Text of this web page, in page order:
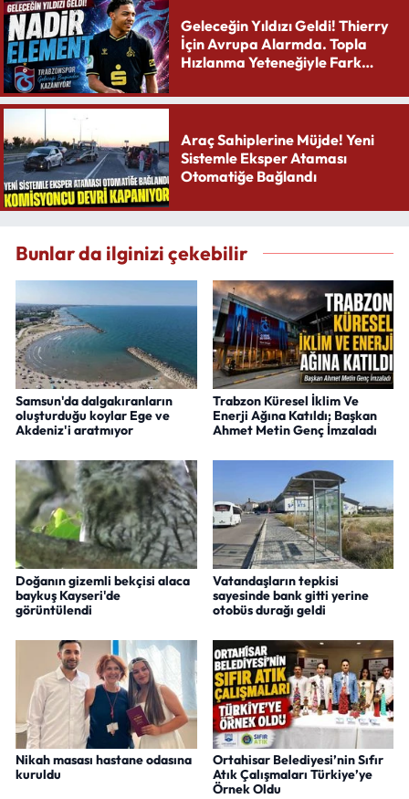
Geleceğin Yıldızı Geldi! Thierry
İçin Avrupa Alarmda. Topla
Hızlanma Yeteneğiyle Fark
Araç Sahiplerine Müjde! Yeni
Sistemle Eksper Ataması
Otomatiğe Bağlandı
Bunlar da ilginizi çekebilir
Samsun'da dalgakıranların
oluşturduğu koylar Ege ve
Akdeniz'i aratmıyor
Trabzon Küresel İklim Ve
Enerji Ağına Katıldı; Başkan
Ahmet Metin Genç İmzaladı
Doğanın gizemli bekçisi alaca
baykuş Kayseri'de
görüntülendi
Vatandaşların tepkisi
sayesinde bank gitti yerine
otobüs durağı geldi
Nikah masası hastane odasına
kuruldu
Ortahisar Belediyesi’nin Sıfır
Atık Çalışmaları Türkiye’ye
Örnek Oldu